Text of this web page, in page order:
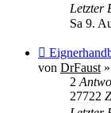
Letzter
Sa 9.
von DrFaust »
2
27722